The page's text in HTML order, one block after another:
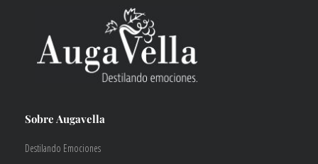
Sobre Augavella
Destilando Emociones